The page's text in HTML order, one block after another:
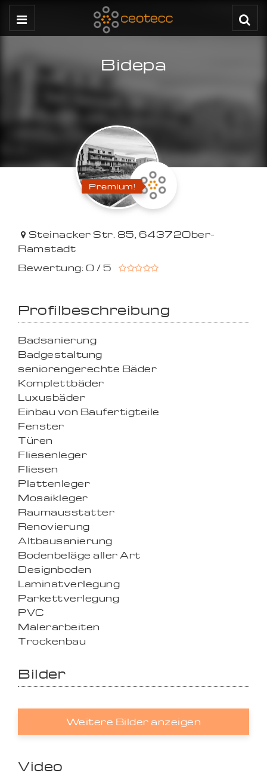
Bidepa
Premium!
Steinacker Str. 85, 64372Ober-
Ramstadt
Bewertung: 0 / 5
Profilbeschreibung
Badsanierung
Badgestaltung
seniorengerechte Bäder
Komplettbäder
Luxusbäder
Einbau von Baufertigteile
Fenster
Türen
Fliesenleger
Fliesen
Plattenleger
Mosaikleger
Raumausstatter
Renovierung
Altbausanierung
Bodenbeläge aller Art
Designboden
Laminatverlegung
Parkettverlegung
PVC
Malerarbeiten
Trockenbau
Bilder
Weitere Bilder anzeigen
Video